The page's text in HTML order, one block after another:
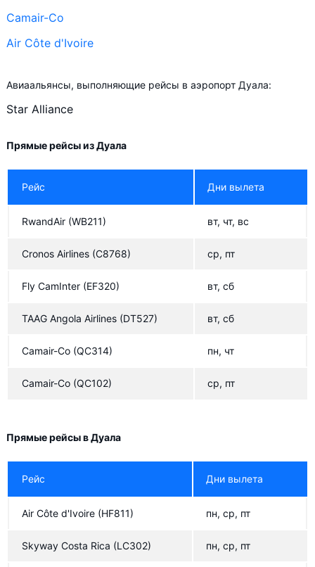
Camair-Co
Air Côte d'Ivoire
Air Côte d'Ivoire
Авиаальянсы, выполняющие рейсы в аэропорт Дуала:
Star Alliance
Прямые рейсы из Дуала
Рейс Дни вылета
RwandAir (WB211) вт, чт, вс
Cronos Airlines (C8768) ср, пт
Fly CamInter (EF320) вт, сб
TAAG Angola Airlines (DT527) вт, сб
Camair-Co (QC314) пн, чт
Camair-Co (QC102) ср, пт
Прямые рейсы в Дуала
Рейс Дни вылета
Air Côte d'Ivoire (HF811) пн, ср, пт
Skyway Costa Rica (LC302) пн, ср, пт